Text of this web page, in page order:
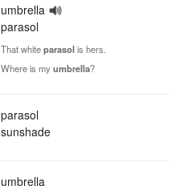
umbrella
parasol
That whiteparasolis hers.
Where is my umbrella?
parasol
sunshade
umbrella